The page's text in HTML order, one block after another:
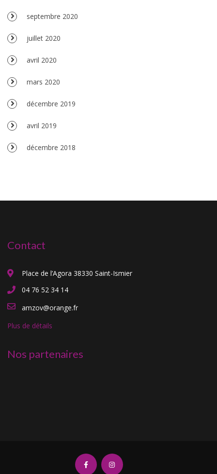
septembre 2020
juillet 2020
avril 2020
mars 2020
décembre 2019
avril 2019
décembre 2018
Contact
Place de l’Agora 38330 Saint-Ismier
04 76 52 34 14
amzov@orange.fr
Plus de détails
Nos partenaires